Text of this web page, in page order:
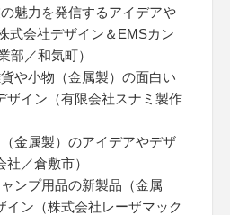
の魅力を発信するアイデアや
式会社デザイン＆EMSカン
部／和気町）
や小物（金属製）の面白い
ザイン（有限会社スナミ製作
（金属製）のアイデアやデザ
／倉敷市）
ンプ用品の新製品（金属
イン（株式会社レーザマック